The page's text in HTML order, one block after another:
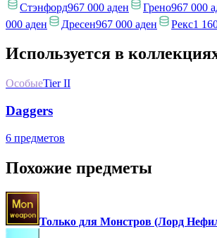
Стэнфорд967 000 аден Грено967 000
000 аден
Дресен967 000 аден Рекс1
Используется в
ОсобыеTier II
Daggers
6 предметов
Похожие предметы
Только для Монстров (Лорд